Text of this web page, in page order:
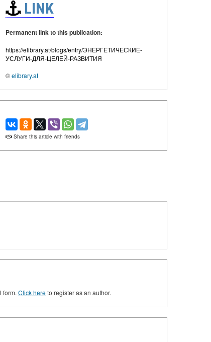
LINK
Permanent link to this publication:
https://elibrary.at/blogs/entry/ЭНЕРГЕТИЧЕСКИЕ-
УСЛУГИ-ДЛЯ-ЦЕЛЕЙ-РАЗВИТИЯ
©elibrary.at
Share this article with friends
form. Click hereto register as an author.